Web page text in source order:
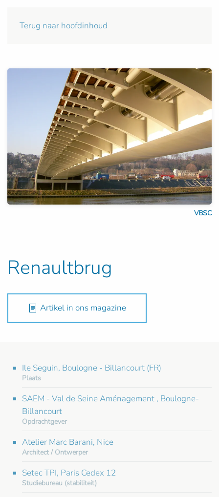
Terug naar hoofdinhoud
VBSC
Renaultbrug
Artikel in ons magazine
Ile Seguin, Boulogne - Billancourt (FR)
Plaats
SAEM - Val de Seine Aménagement , Boulogne-
Billancourt
Opdrachtgever
Atelier Marc Barani, Nice
Architect / Ontwerper
Setec TPI, Paris Cedex 12
Studiebureau (stabiliteit)